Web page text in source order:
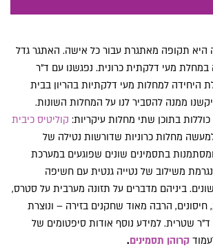
היא תקופה מאתגרת עבור כל אישה. האתגר גדל
במחלת מעי דלקתית כרונית. נפגשנו עם ד"ר
היחידה למחלות מעי דלקתיות בהריון בבית
ממנה להסביר לנו על המחלות השונות.
בתוכן שתי מחלות עיקריות: קוליטיס כיבית
מחלות כרוניות שדורשות נטילה של
בתסמינים שונים שפוגעים במערכת
משילוב של נטייה גנטית עם חשיפה
ביניהם מדברים על תזונה מערבית על סטרס,
חיסונים, הרבה מאוד שחקנים בזירה – ונוצרת
שטרית. למידע נוסף אודות סיפטומים של
קרוהן תסמינים.